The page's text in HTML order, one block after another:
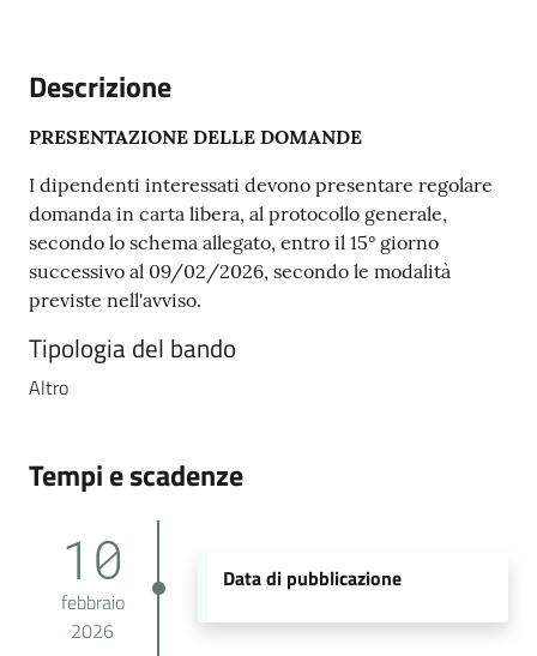
su
Descrizione
PRESENTAZIONE DELLE DOMANDE
I dipendenti interessati devono presentare regolare
domanda in carta libera, al protocollo generale,
secondo lo schema allegato, entro il 15° giorno
successivo al 09/02/2026, secondo le modalità
previste nell'avviso.
Tipologia del bando
Altro
Tempi e scadenze
10
febbraio
2026
Data di pubblicazione